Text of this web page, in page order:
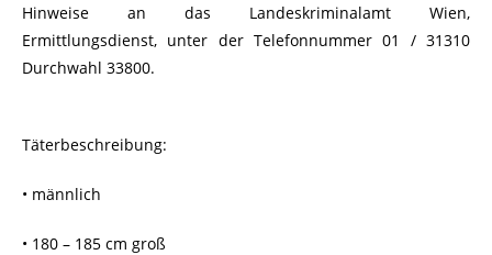
Hinweise an das Landeskriminalamt Wien,
Ermittlungsdienst, unter der Telefonnummer 01 / 31310
Durchwahl 33800.
Täterbeschreibung:
• männlich
• 180 – 185 cm groß